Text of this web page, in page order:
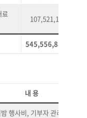
료
107,521,167
545,556,886
내 용
행사비, 기부자 관리 등